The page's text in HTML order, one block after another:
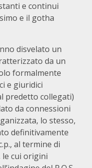
e continui
e il gotha
disvelato un
da un
formalmente
e giuridici
predetto collegati)
da connessioni
lo stesso,
definitivamente
al termine di
cui origini